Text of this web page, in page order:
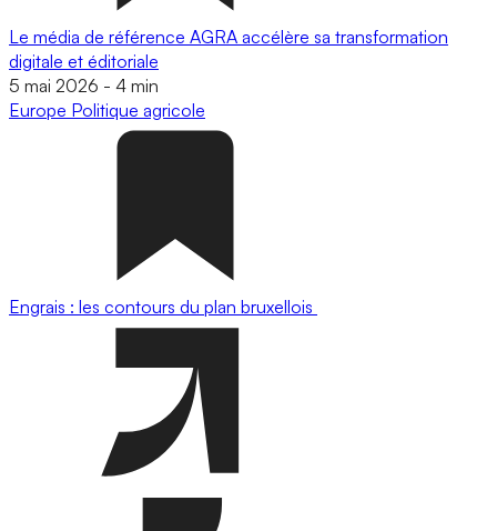
Le média de référence AGRA accélère sa transformation
digitale et éditoriale
5 mai 2026 - 4 min
Europe Politique agricole
Engrais : les contours du plan bruxellois